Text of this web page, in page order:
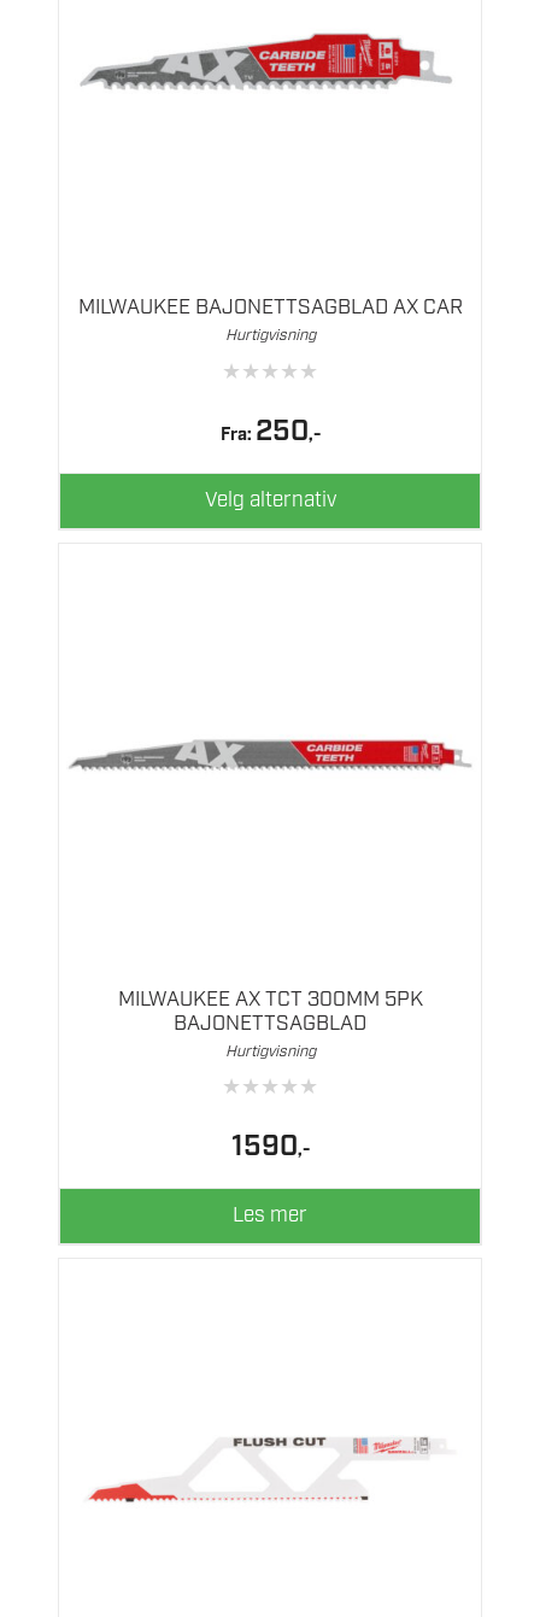
MILWAUKEE BAJONETTSAGBLAD AX CAR
Hurtigvisning
★★★★★
Fra: 250,-
Velg alternativ
flere
produktsiden
MILWAUKEE AX TCT 300MM 5PK
BAJONETTSAGBLAD
Hurtigvisning
★★★★★
1590,-
Les mer